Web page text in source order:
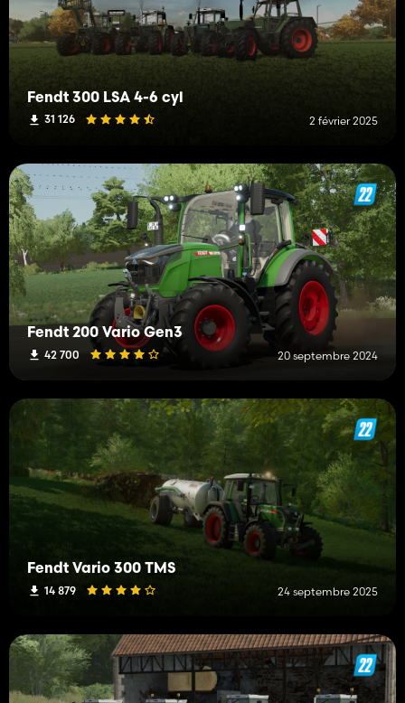
Fendt 300 LSA 4-6 cyl
31 126 2 février 2025
Fendt 200 Vario Gen3
42 700 20 septembre 2024
Fendt Vario 300 TMS
14 879 24 septembre 2025